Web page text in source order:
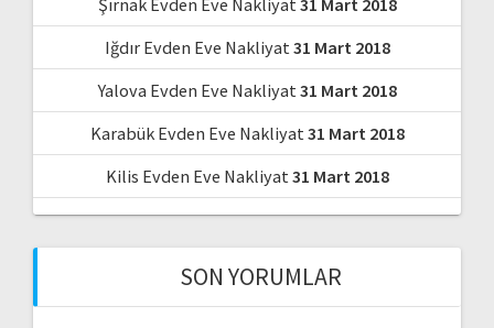
Şırnak Evden Eve Nakliyat31 Mart 2018
Iğdır Evden Eve Nakliyat31 Mart 2018
Yalova Evden Eve Nakliyat31 Mart 2018
Karabük Evden Eve Nakliyat31 Mart 2018
Kilis Evden Eve Nakliyat31 Mart 2018
SON YORUMLAR